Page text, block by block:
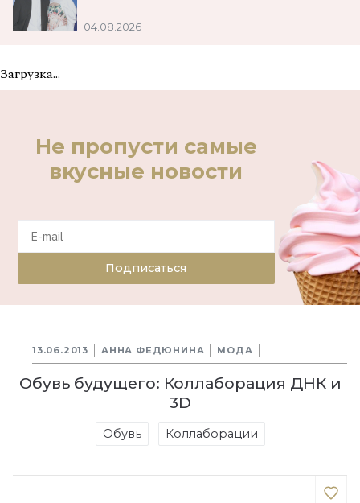
04.08.2026
Загрузка...
Не пропусти самые
вкусные новости
Подписаться
13.06.2013 АННА ФЕДЮНИНА МОДА
Обувь будущего: Коллаборация ДНК и
3D
Обувь Коллаборации